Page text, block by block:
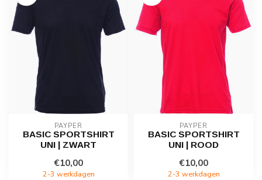
PAYPER
BASIC SPORTSHIRT
UNI | ZWART
€10,00
2-3 werkdagen
PAYPER
BASIC SPORTSHIRT
UNI | ROOD
€10,00
2-3 werkdagen